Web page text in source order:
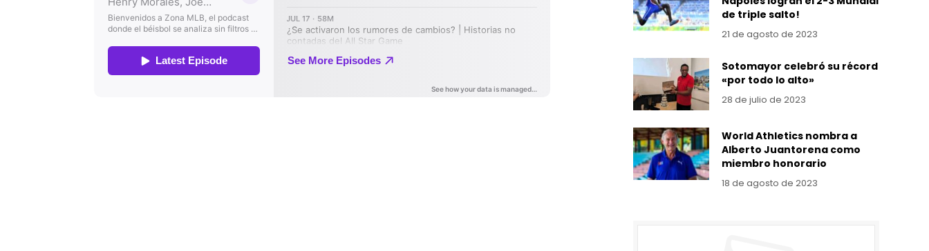
de triple salto!
21 de agosto de 2023
Sotomayor celebró su récord
«por todo lo alto»
28 de julio de 2023
World Athletics nombra a
Alberto Juantorena como
miembro honorario
18 de agosto de 2023